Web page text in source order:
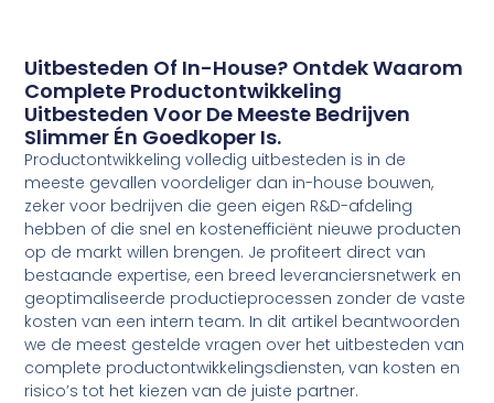
Uitbesteden Of In-House? Ontdek Waarom
Complete Productontwikkeling
Uitbesteden Voor De Meeste Bedrijven
Slimmer Én Goedkoper Is.
Productontwikkeling volledig uitbesteden is in de
meeste gevallen voordeliger dan in-house bouwen,
zeker voor bedrijven die geen eigen R&D-afdeling
hebben of die snel en kostenefficiënt nieuwe producten
op de markt willen brengen. Je profiteert direct van
bestaande expertise, een breed leveranciersnetwerk en
geoptimaliseerde productieprocessen zonder de vaste
kosten van een intern team. In dit artikel beantwoorden
we de meest gestelde vragen over het uitbesteden van
complete productontwikkelingsdiensten, van kosten en
risico’s tot het kiezen van de juiste partner.